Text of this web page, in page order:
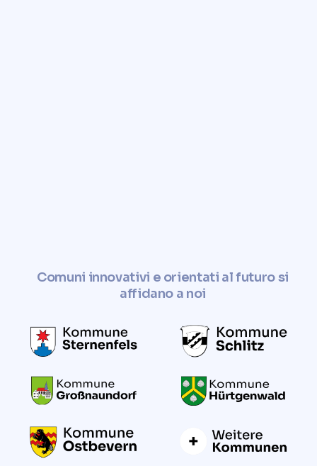
Comuni innovativi e orientati al futuro si
affidano a noi